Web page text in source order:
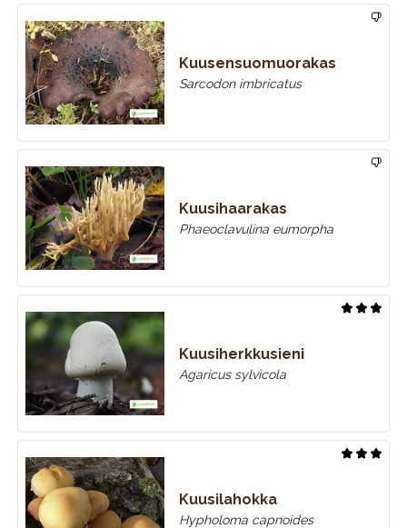
Kuusensuomuorakas
Sarcodon imbricatus
Kuusihaarakas
Phaeoclavulina eumorpha
Kuusiherkkusieni
Agaricus sylvicola
Kuusilahokka
Hypholoma capnoides